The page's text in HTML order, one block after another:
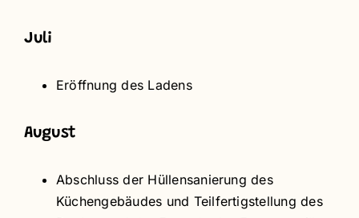
Juli
Eröffnung des Ladens
August
Abschluss der Hüllensanierung des
Küchengebäudes und Teilfertigstellung des